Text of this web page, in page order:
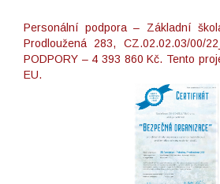
Personální podpora – Základní
Prodloužená 283, CZ.02.02.03/00/
PODPORY – 4 393 860 Kč. Tento
EU.